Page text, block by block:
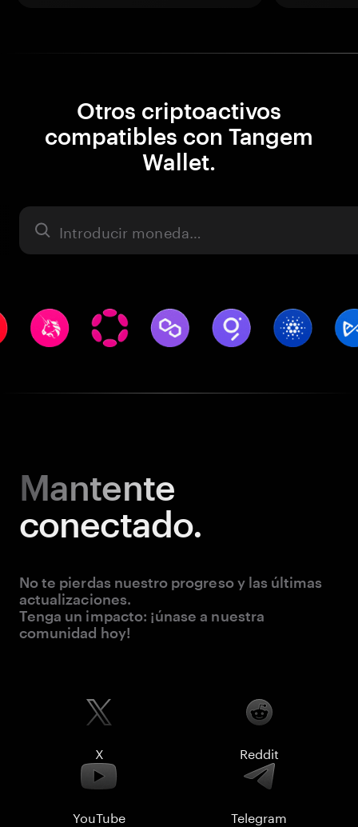
Otros criptoactivos
compatibles con Tangem
Wallet.
Activo
Mantente
conectado.
No te pierdas nuestro progreso y las últimas
actualizaciones.
Tenga un impacto: ¡únase a nuestra
comunidad hoy!
X Reddit
YouTube Telegram